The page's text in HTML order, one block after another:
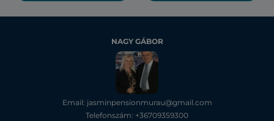
NAGY GÁBOR
Email: jasminpensionmurau@gmail.com
Telefonszám: +36709359300